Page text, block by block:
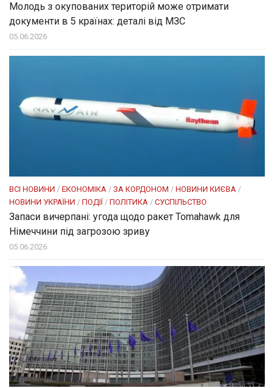
Молодь з окупованих територій може отримати
документи в 5 країнах: деталі від МЗС
05.06.2026
ВСІ НОВИНИ / ЕКОНОМІКА / ЗА КОРДОНОМ / НОВИНИ КИЄВА /
НОВИНИ УКРАЇНИ / ПОДІЇ / ПОЛІТИКА / СУСПІЛЬСТВО
Запаси вичерпані: угода щодо ракет Tomahawk для
Німеччини під загрозою зриву
05.06.2026